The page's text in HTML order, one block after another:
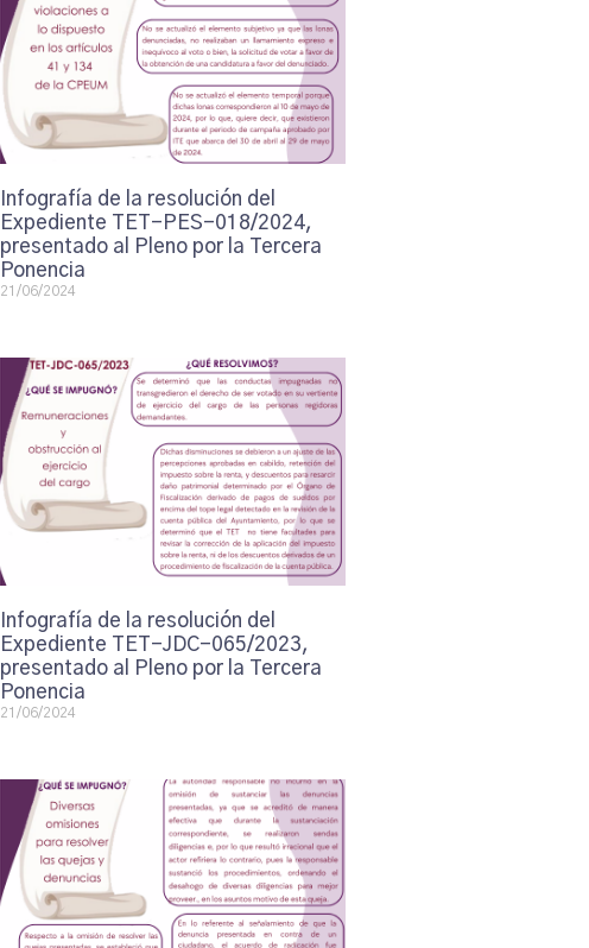
Infografía de la resolución del
Expediente TET-PES-018/2024,
presentado al Pleno por la Tercera
Ponencia
21/06/2024
Infografía de la resolución del
Expediente TET-JDC-065/2023,
presentado al Pleno por la Tercera
Ponencia
21/06/2024